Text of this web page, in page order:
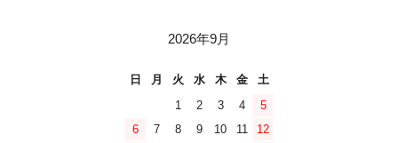
2026年9月
日 月 火 水 木 金
土
1
2 3 4
5
6
7 8 9 10 11
12